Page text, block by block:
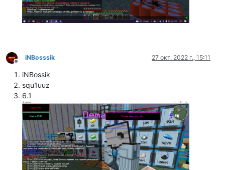
Не в сети
iNBosssik 27 окт. 2022 г., 15:11
iNBossik
squ1uuz
6.1